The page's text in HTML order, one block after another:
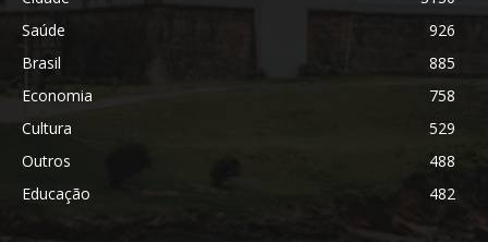
Saúde
926
Brasil
885
Economia
758
Cultura
529
Outros
488
Educação
482